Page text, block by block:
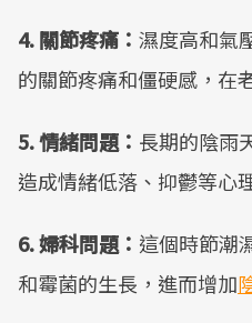
4. 關節疼痛： 濕度高和氣
的關節疼痛和僵硬感，在
5. 情緒問題： 長期的陰雨
造成情緒低落、抑鬱等心
6. 婦科問題： 這個時節潮
和霉菌的生長，進而增加